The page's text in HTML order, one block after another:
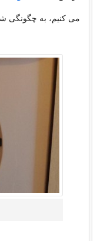
می کنیم، به چگونگی